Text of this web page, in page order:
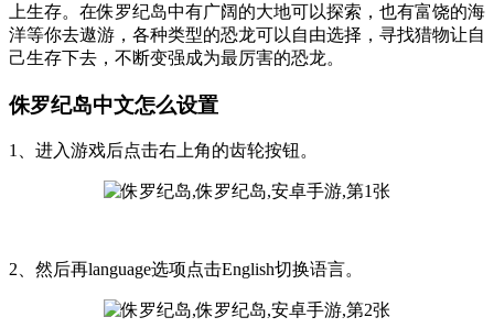
上生存。在侏罗纪岛中有广阔的大地可以探索，也有富饶的海
洋等你去遨游，各种类型的恐龙可以自由选择，寻找猎物让自
己生存下去，不断变强成为最厉害的恐龙。
侏罗纪岛中文怎么设置
1、进入游戏后点击右上角的齿轮按钮。
2、然后再language选项点击English切换语言。